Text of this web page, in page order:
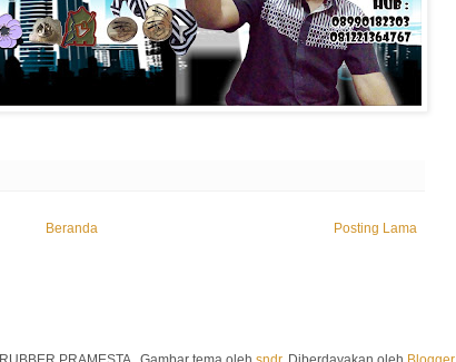
Posting Lama
Beranda